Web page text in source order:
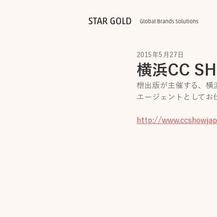
横浜CC
2015年5月27日
枻出版が主催する、横
エージェントとしてお
http://